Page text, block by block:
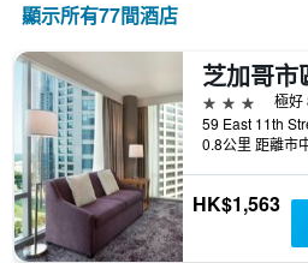
軸，
示
平
均
價
格
有
條
X
軸，
顯
示
一
週
中
的
顯示所有77間酒店
3星級
極好
0.8公里 距離市
HK$1,563